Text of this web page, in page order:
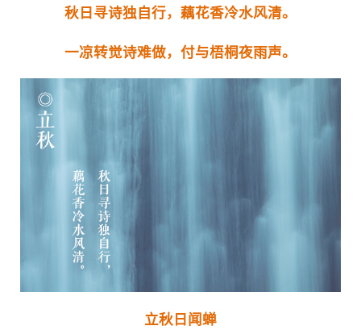
秋日寻诗独自行，藕花香冷水风清。
一凉转觉诗难做，付与梧桐夜雨声。
立秋日闻蝉